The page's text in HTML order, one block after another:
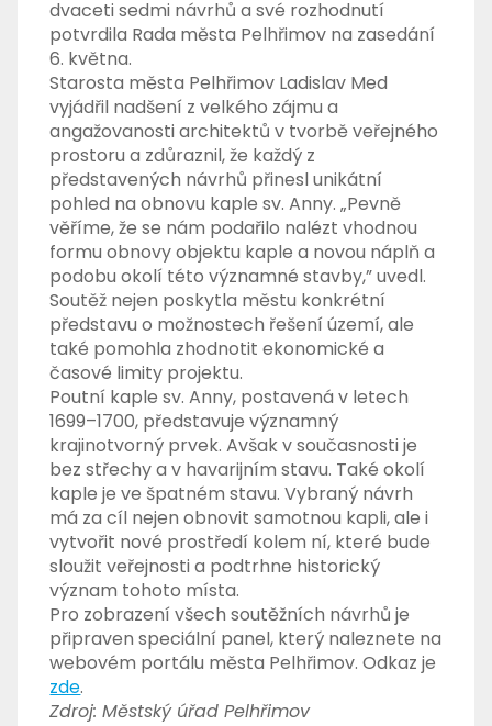
dvaceti sedmi návrhů a své rozhodnutí
potvrdila Rada města Pelhřimov na zasedání
6. května.
Starosta města Pelhřimov Ladislav Med
vyjádřil nadšení z velkého zájmu a
angažovanosti architektů v tvorbě veřejného
prostoru a zdůraznil, že každý z
představených návrhů přinesl unikátní
pohled na obnovu kaple sv. Anny. „Pevně
věříme, že se nám podařilo nalézt vhodnou
formu obnovy objektu kaple a novou náplň a
podobu okolí této významné stavby,” uvedl.
Soutěž nejen poskytla městu konkrétní
představu o možnostech řešení území, ale
také pomohla zhodnotit ekonomické a
časové limity projektu.
Poutní kaple sv. Anny, postavená v letech
1699–1700, představuje významný
krajinotvorný prvek. Avšak v současnosti je
bez střechy a v havarijním stavu. Také okolí
kaple je ve špatném stavu. Vybraný návrh
má za cíl nejen obnovit samotnou kapli, ale i
vytvořit nové prostředí kolem ní, které bude
sloužit veřejnosti a podtrhne historický
význam tohoto místa.
Pro zobrazení všech soutěžních návrhů je
připraven speciální panel, který naleznete na
webovém portálu města Pelhřimov. Odkaz je
zde.
Zdroj: Městský úřad Pelhřimov